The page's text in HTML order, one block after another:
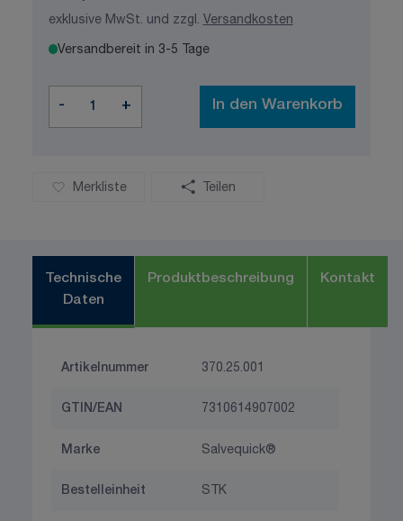
exklusive MwSt. und zzgl. Versandkosten
Versandbereit in 3-5 Tage
- + In den Warenkorb
Merkliste Teilen
Technische
Daten
Produktbeschreibung Kontakt
Artikelnummer 370.25.001
GTIN/EAN 7310614907002
Marke Salvequick®
Bestelleinheit STK